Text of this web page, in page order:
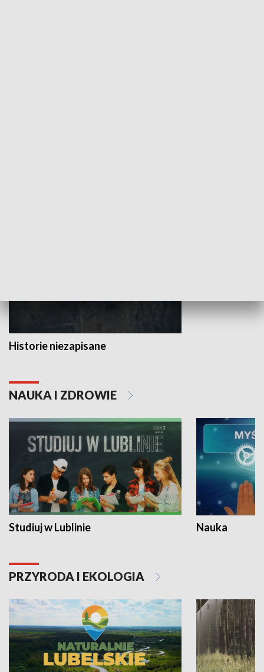
Historie niezapisane
NAUKA I ZDROWIE
Studiuj w Lublinie Nauka
PRZYRODA I EKOLOGIA